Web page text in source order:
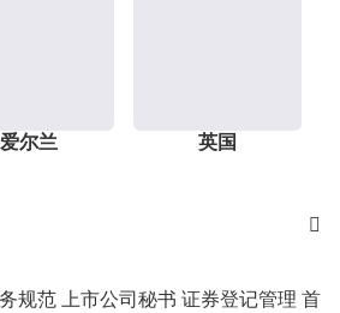
爱尔兰 英国

规范 上市公司秘书 证券登记管理 首